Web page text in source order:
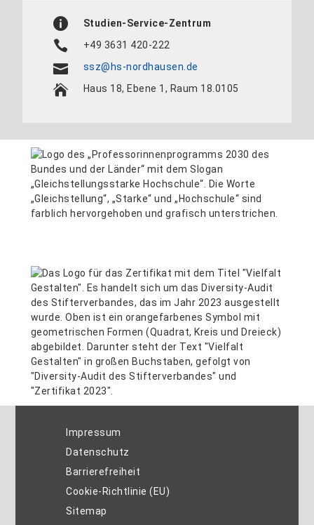
Studien-Service-Zentrum
+49 3631 420-222
ssz@hs-nordhausen.de
Haus 18, Ebene 1, Raum 18.0105
Impressum
Datenschutz
Barrierefreiheit
Cookie-Richtlinie (EU)
Sitemap